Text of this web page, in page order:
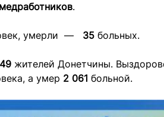
.
умерли — 35 больных.
жителей Донетчины.
а умер 2 061 больной.